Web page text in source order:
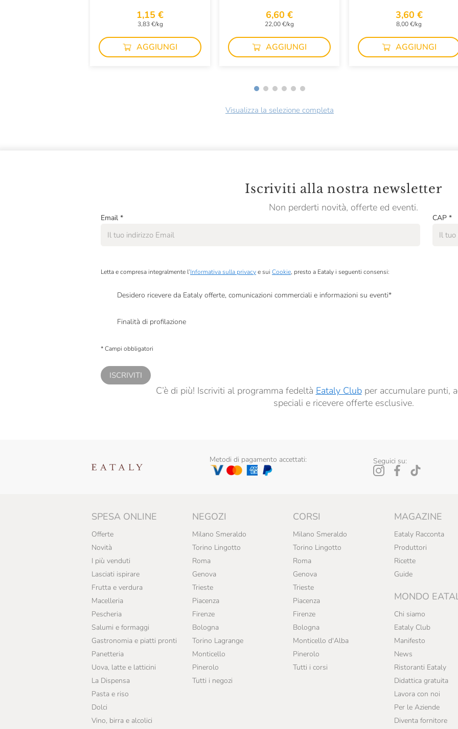
1,15 €
3,83 €/kg
AGGIUNGI
6,60 €
22,00 €/kg
AGGIUNGI
3,60 €
8,00 €/kg
AGGIUNGI
Visualizza la selezione completa
Iscriviti alla nostra newsletter
Non perderti novità, offerte ed eventi.
Email * CAP *
Letta e compresa integralmente l’Informativa sulla privacye sui Cookie, presto a Eataly i seguenti consensi:
Desidero ricevere da Eataly offerte, comunicazioni commerciali e informazioni su eventi*
Finalità di profilazione
* Campi obbligatori
ISCRIVITI
C’è di più! Iscriviti al programma fedeltà Eataly Clubper accumulare punti,
speciali e ricevere offerte esclusive.
Metodi di pagamento accettati: Seguici su:
SPESA ONLINE
Offerte
Novità
I più venduti
Lasciati ispirare
Frutta e verdura
Macelleria
Pescheria
Salumi e formaggi
Gastronomia e piatti pronti
Panetteria
Uova, latte e latticini
La Dispensa
Pasta e riso
Dolci
Vino, birra e alcolici
NEGOZI
Milano Smeraldo
Torino Lingotto
Roma
Genova
Trieste
Piacenza
Firenze
Bologna
Torino Lagrange
Monticello
Pinerolo
Tutti i negozi
CORSI
Milano Smeraldo
Torino Lingotto
Roma
Genova
Trieste
Piacenza
Firenze
Bologna
Monticello d'Alba
Pinerolo
Tutti i corsi
MAGAZINE
Eataly Racconta
Produttori
Ricette
Guide
MONDO
Chi siamo
Eataly Club
Manifesto
News
Ristoranti Eataly
Didattica gratuita
Lavora con noi
Per le Aziende
Diventa fornitore